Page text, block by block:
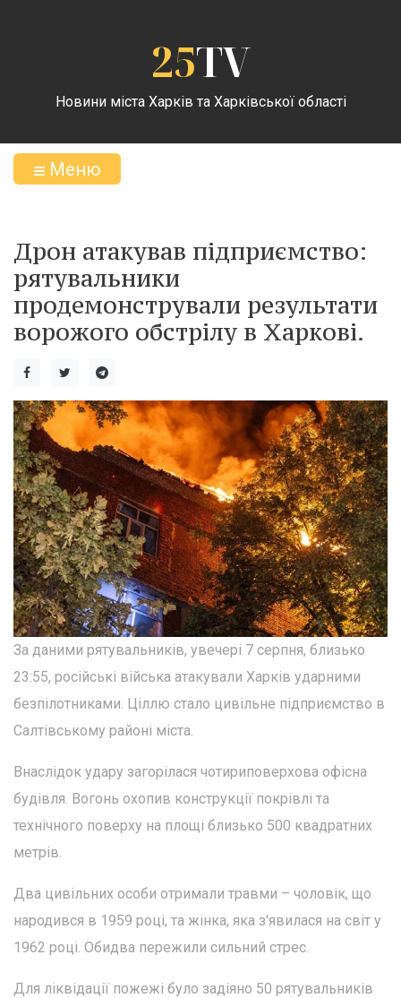
25TV
Новини міста Харків та Харківської області
Меню
Дрон атакував підприємство:
рятувальники
продемонстрували результати
ворожого обстрілу в Харкові.
За даними рятувальників, увечері 7 серпня, близько
23:55, російські війська атакували Харків ударними
безпілотниками. Ціллю стало цивільне підприємство в
Салтівському районі міста.
Внаслідок удару загорілася чотириповерхова офісна
будівля. Вогонь охопив конструкції покрівлі та
технічного поверху на площі близько 500 квадратних
метрів.
Два цивільних особи отримали травми – чоловік, що
народився в 1959 році, та жінка, яка з'явилася на світ у
1962 році. Обидва пережили сильний стрес.
Для ліквідації пожежі було задіяно 50 рятувальників